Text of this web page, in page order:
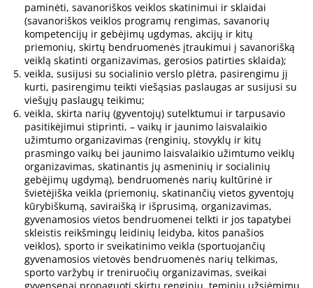
paminėti, savanoriškos veiklos skatinimui ir sklaidai
(savanoriškos veiklos programų rengimas, savanorių
kompetencijų ir gebėjimų ugdymas, akcijų ir kitų
priemonių, skirtų bendruomenės įtraukimui į savanorišką
veiklą skatinti organizavimas, gerosios patirties sklaida);
veikla, susijusi su socialinio verslo plėtra, pasirengimu jį
kurti, pasirengimu teikti viešąsias paslaugas ar susijusi su
viešųjų paslaugų teikimu;
veikla, skirta narių (gyventojų) sutelktumui ir tarpusavio
pasitikėjimui stiprinti, – vaikų ir jaunimo laisvalaikio
užimtumo organizavimas (renginių, stovyklų ir kitų
prasmingo vaikų bei jaunimo laisvalaikio užimtumo veiklų
organizavimas, skatinantis jų asmeninių ir socialinių
gebėjimų ugdymą), bendruomenės narių kultūrinė ir
švietėjiška veikla (priemonių, skatinančių vietos gyventojų
kūrybiškumą, saviraišką ir išprusimą, organizavimas,
gyvenamosios vietos bendruomenei telkti ir jos tapatybei
skleistis reikšmingų leidinių leidyba, kitos panašios
veiklos), sporto ir sveikatinimo veikla (sportuojančių
gyvenamosios vietovės bendruomenės narių telkimas,
sporto varžybų ir treniruočių organizavimas, sveikai